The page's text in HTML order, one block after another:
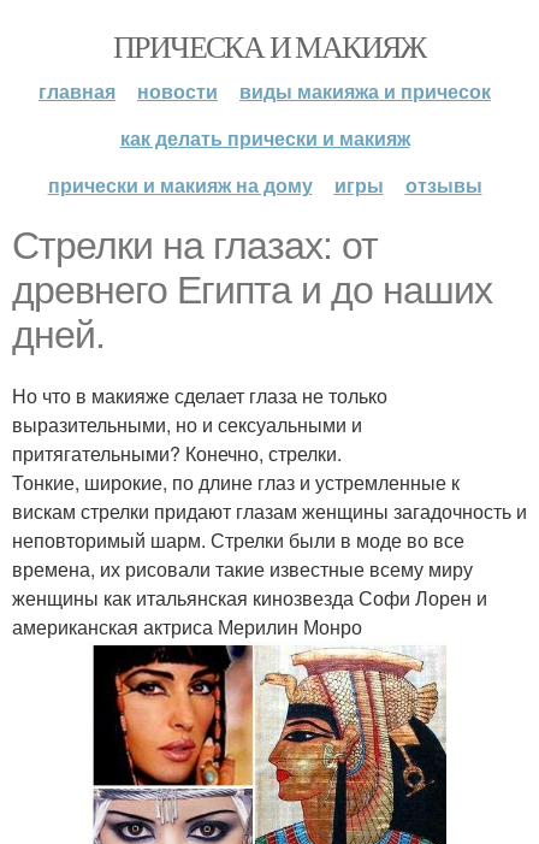
ПРИЧЕСКА И МАКИЯЖ
главная новости
виды макияжа и причесок
как делать прически и макияж
прически и макияж на дому
игры отзывы
Стрелки на глазах: от
древнего Египта и до наших
дней.
Но что в макияже сделает глаза не только
выразительными, но и сексуальными и
притягательными? Конечно, стрелки.
Тонкие, широкие, по длине глаз и устремленные к
вискам стрелки придают глазам женщины загадочность и
неповторимый шарм. Стрелки были в моде во все
времена, их рисовали такие известные всему миру
женщины как итальянская кинозвезда Софи Лорен и
американская актриса Мерилин Монро